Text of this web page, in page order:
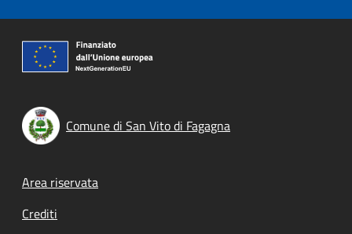
Comune di San Vito di Fagagna
Footer menu
Area riservata
Crediti